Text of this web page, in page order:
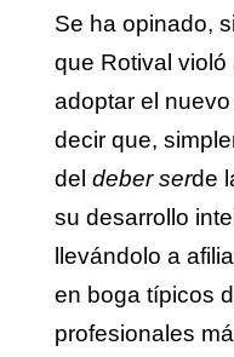
Se ha opinado,
que Rotival violó
adoptar el
decir que,
del deber serde
su desarrollo
llevándolo a
en boga típicos
profesionales